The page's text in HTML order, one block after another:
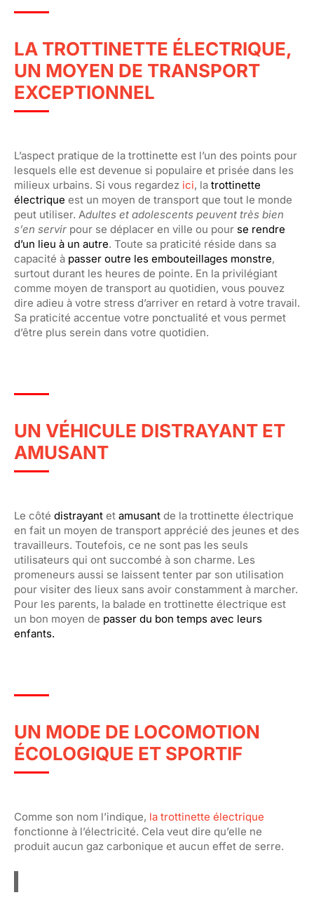
LA TROTTINETTE ÉLECTRIQUE,
UN MOYEN DE TRANSPORT
EXCEPTIONNEL
L’aspect pratique de la trottinette est l’un des points pour
lesquels elle est devenue si populaire et prisée dans les
milieux urbains. Si vous regardez ici, la trottinette
électrique est un moyen de transport que tout le monde
peut utiliser. Adultes et adolescents peuvent très bien
s’en servir pour se déplacer en ville ou pour se rendre
d’un lieu à un autre. Toute sa praticité réside dans sa
capacité à passer outre les embouteillages monstre,
surtout durant les heures de pointe. En la privilégiant
comme moyen de transport au quotidien, vous pouvez
dire adieu à votre stress d’arriver en retard à votre travail.
Sa praticité accentue votre ponctualité et vous permet
d’être plus serein dans votre quotidien.
UN VÉHICULE DISTRAYANT ET
AMUSANT
Le côté distrayant et amusant de la trottinette électrique
en fait un moyen de transport apprécié des jeunes et des
travailleurs. Toutefois, ce ne sont pas les seuls
utilisateurs qui ont succombé à son charme. Les
promeneurs aussi se laissent tenter par son utilisation
pour visiter des lieux sans avoir constamment à marcher.
Pour les parents, la balade en trottinette électrique est
un bon moyen de passer du bon temps avec leurs
enfants.
UN MODE DE LOCOMOTION
ÉCOLOGIQUE ET SPORTIF
Comme son nom l’indique, la trottinette électrique
fonctionne à l’électricité. Cela veut dire qu’elle ne
produit aucun gaz carbonique et aucun effet de serre.